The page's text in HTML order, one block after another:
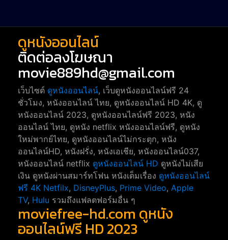
ดูหนังออนไลน์
ติดต่อลงโฆษณา
movie889hd@gmail.com
เว็บไซต์ ดูหนังออนไลน์, เว็บดูหนังออนไลน์ฟรี 24
ชั่วโมง, หนังออนไลน์ ไทย, ดูหนังออนไลน์ HD 4K, ดู
หนังออนไลน์ 2023, ดูหนังออนไลน์ฟรี 2023, หนัง
ออนไลน์ ไทย, ดูหนัง netflix หนังออนไลน์ฟรี, ดูหนัง
ใหม่พากย์ไทย, ดูหนังออนไลน์ไม่กระตุก, หนัง
ออนไลน์HD, หนังฝรั่ง, หนังเอเชีย, หนังออนไลน์037,
หนังออนไลน์ netflix ดูหนังออนไลน์ HD ดูหนังไม่เสีย
เงิน ดูหนังผ่านสมาร์ทโฟน หนังเต็มเรื่อง ดูหนังออนไลน์
ฟรี 4K Netfilx, DisneyPlus, Prime Video, Apple
TV, Hulu รวมถึงแฟลตฟอร์มอื่น ๆ
moviefree-hd.com ดูหนัง
ออนไลน์ฟรี HD 2023